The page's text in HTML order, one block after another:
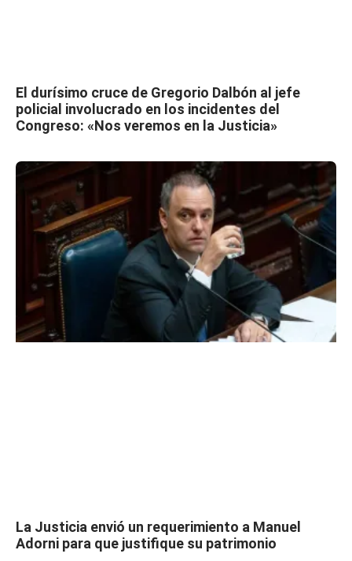
El durísimo cruce de Gregorio Dalbón al jefe
policial involucrado en los incidentes del
Congreso: «Nos veremos en la Justicia»
La Justicia envió un requerimiento a Manuel
Adorni para que justifique su patrimonio